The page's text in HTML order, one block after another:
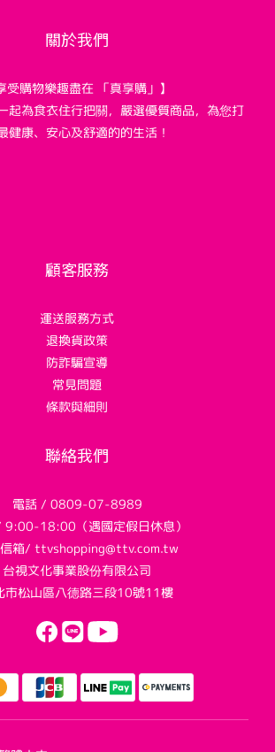
關於我們
受購物樂趣盡在 「真享購」】
起為食衣住行把關，嚴選優質商品，為您打
健康、安心及舒適的的生活！
顧客服務
運送服務方式
退換貨政策
防詐騙宣導
常見問題
條款與細則
聯絡我們
電話 / 0809-07-8989
9:00-18:00（遇國定假日休息）
箱/ ttvshopping@ttv.com.tw
台視文化事業股份有限公司
市松山區八德路三段10號11樓